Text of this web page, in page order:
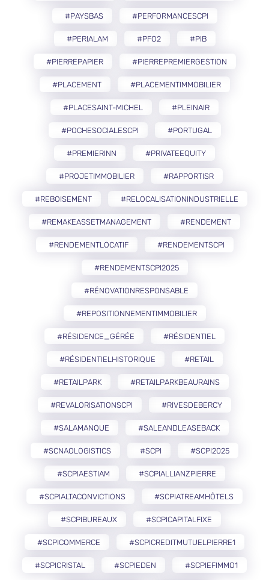
#PAYSBAS #PERFORMANCESCPI
#PERIALAM #PFO2 #PIB
#PIERREPAPIER #PIERREPREMIERGESTION
#PLACEMENT #PLACEMENTIMMOBILIER
#PLACESAINT-MICHEL #PLEINAIR
#POCHESOCIALESCPI #PORTUGAL
#PREMIERINN #PRIVATEEQUITY
#PROJETIMMOBILIER #RAPPORTISR
#REBOISEMENT #RELOCALISATIONINDUSTRIELLE
#REMAKEASSETMANAGEMENT #RENDEMENT
#RENDEMENTLOCATIF #RENDEMENTSCPI
#RENDEMENTSCPI2025
#RÉNOVATIONRESPONSABLE
#REPOSITIONNEMENTIMMOBILIER
#RÉSIDENCE_GÉRÉE #RÉSIDENTIEL
#RÉSIDENTIELHISTORIQUE #RETAIL
#RETAILPARK #RETAILPARKBEAURAINS
#REVALORISATIONSCPI #RIVESDEBERCY
#SALAMANQUE #SALEANDLEASEBACK
#SCNAOLOGISTICS #SCPI #SCPI2025
#SCPIAESTIAM #SCPIALLIANZPIERRE
#SCPIALTACONVICTIONS #SCPIATREAMHÔTELS
#SCPIBUREAUX #SCPICAPITALFIXE
#SCPICOMMERCE #SCPICREDITMUTUELPIERRE1
#SCPICRISTAL #SCPIEDEN #SCPIEFIMMO1